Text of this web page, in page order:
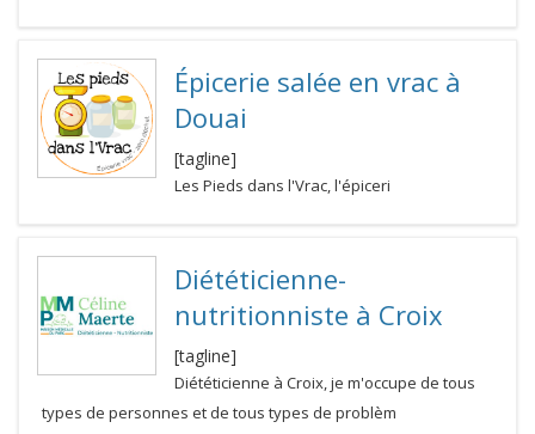
Épicerie salée en vrac à
Douai
[tagline]
Les Pieds dans l'Vrac, l'épiceri
Diététicienne-
nutritionniste à Croix
[tagline]
Diététicienne à Croix, je m'occupe de tous
types de personnes et de tous types de problèm